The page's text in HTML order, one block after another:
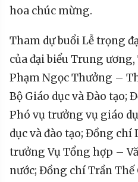
hoa chúc mừng.
Tham dự buổi Lễ trọng
của đại biểu Trung
Phạm Ngọc Thưởng –
Bộ Giáo dục và Đào tạo;
Phó vụ trưởng vụ giáo
dục và đào tạo; Đồng chí
trưởng Vụ Tổng hợp –
nước; Đồng chí Trần